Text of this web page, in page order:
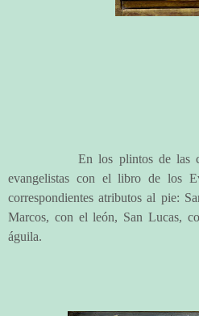
En los plintos de las
evangelistas con el libro de los
correspondientes atributos al pie:
Marcos, con el león, San Lucas,
águila.